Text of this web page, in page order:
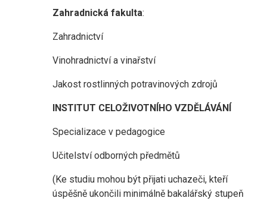
Zahradnická fakulta:
Zahradnictví
Vinohradnictví a vinařství
Jakost rostlinných potravinových zdrojů
INSTITUT CELOŽIVOTNÍHO VZDĚLÁVÁNÍ
Specializace v pedagogice
Učitelství odborných předmětů
(Ke studiu mohou být přijati uchazeči, kteří
úspěšně ukončili minimálně bakalářský stupeň